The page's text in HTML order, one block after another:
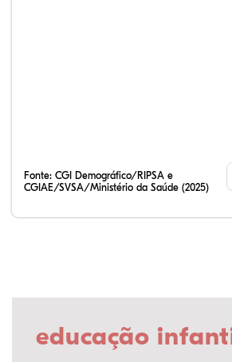
Fonte: CGI Demográfico/RIPSA e
CGIAE/SVSA/Ministério da Saúde (2025)
educação